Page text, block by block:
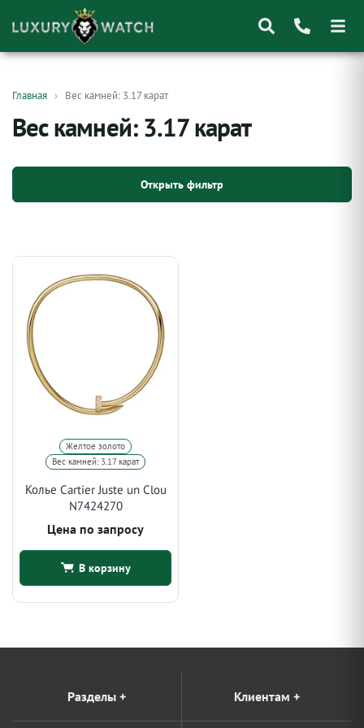
товаров
Главная Вес камней: 3.17 карат
Вес камней: 3.17 карат
Открыть фильтр
Желтое золото
Вес камней: 3.17 карат
Колье Cartier Juste un Clou
N7424270
Цена по запросу
В корзину
Разделы + Клиентам +